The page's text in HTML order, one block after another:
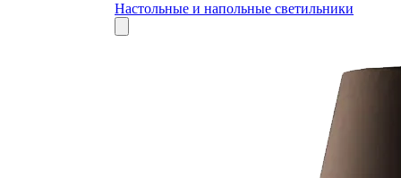
Настольные и напольные светильники